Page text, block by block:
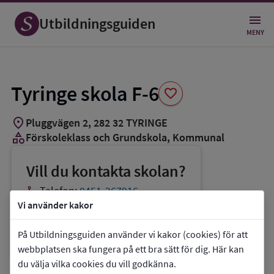
Vi använder kakor
På Utbildningsguiden använder vi kakor (cookies) för att
webbplatsen ska fungera på ett bra sätt för dig. Här kan
du välja vilka cookies du vill godkänna.
Utbildningsguiden MENY
Tyringe skola F-6 favorite
Spara
som
favorit
location_on Pluggvägen 2, 282 32TYRINGE
categoryFörskoleklass och Grundskola, Kommunal
Vill du kontakta skolan?
phoneTelefon:0451-267916
mailE-post: bufbun@hassleholm.se
linkWebbplats:Tyringe skola F-6